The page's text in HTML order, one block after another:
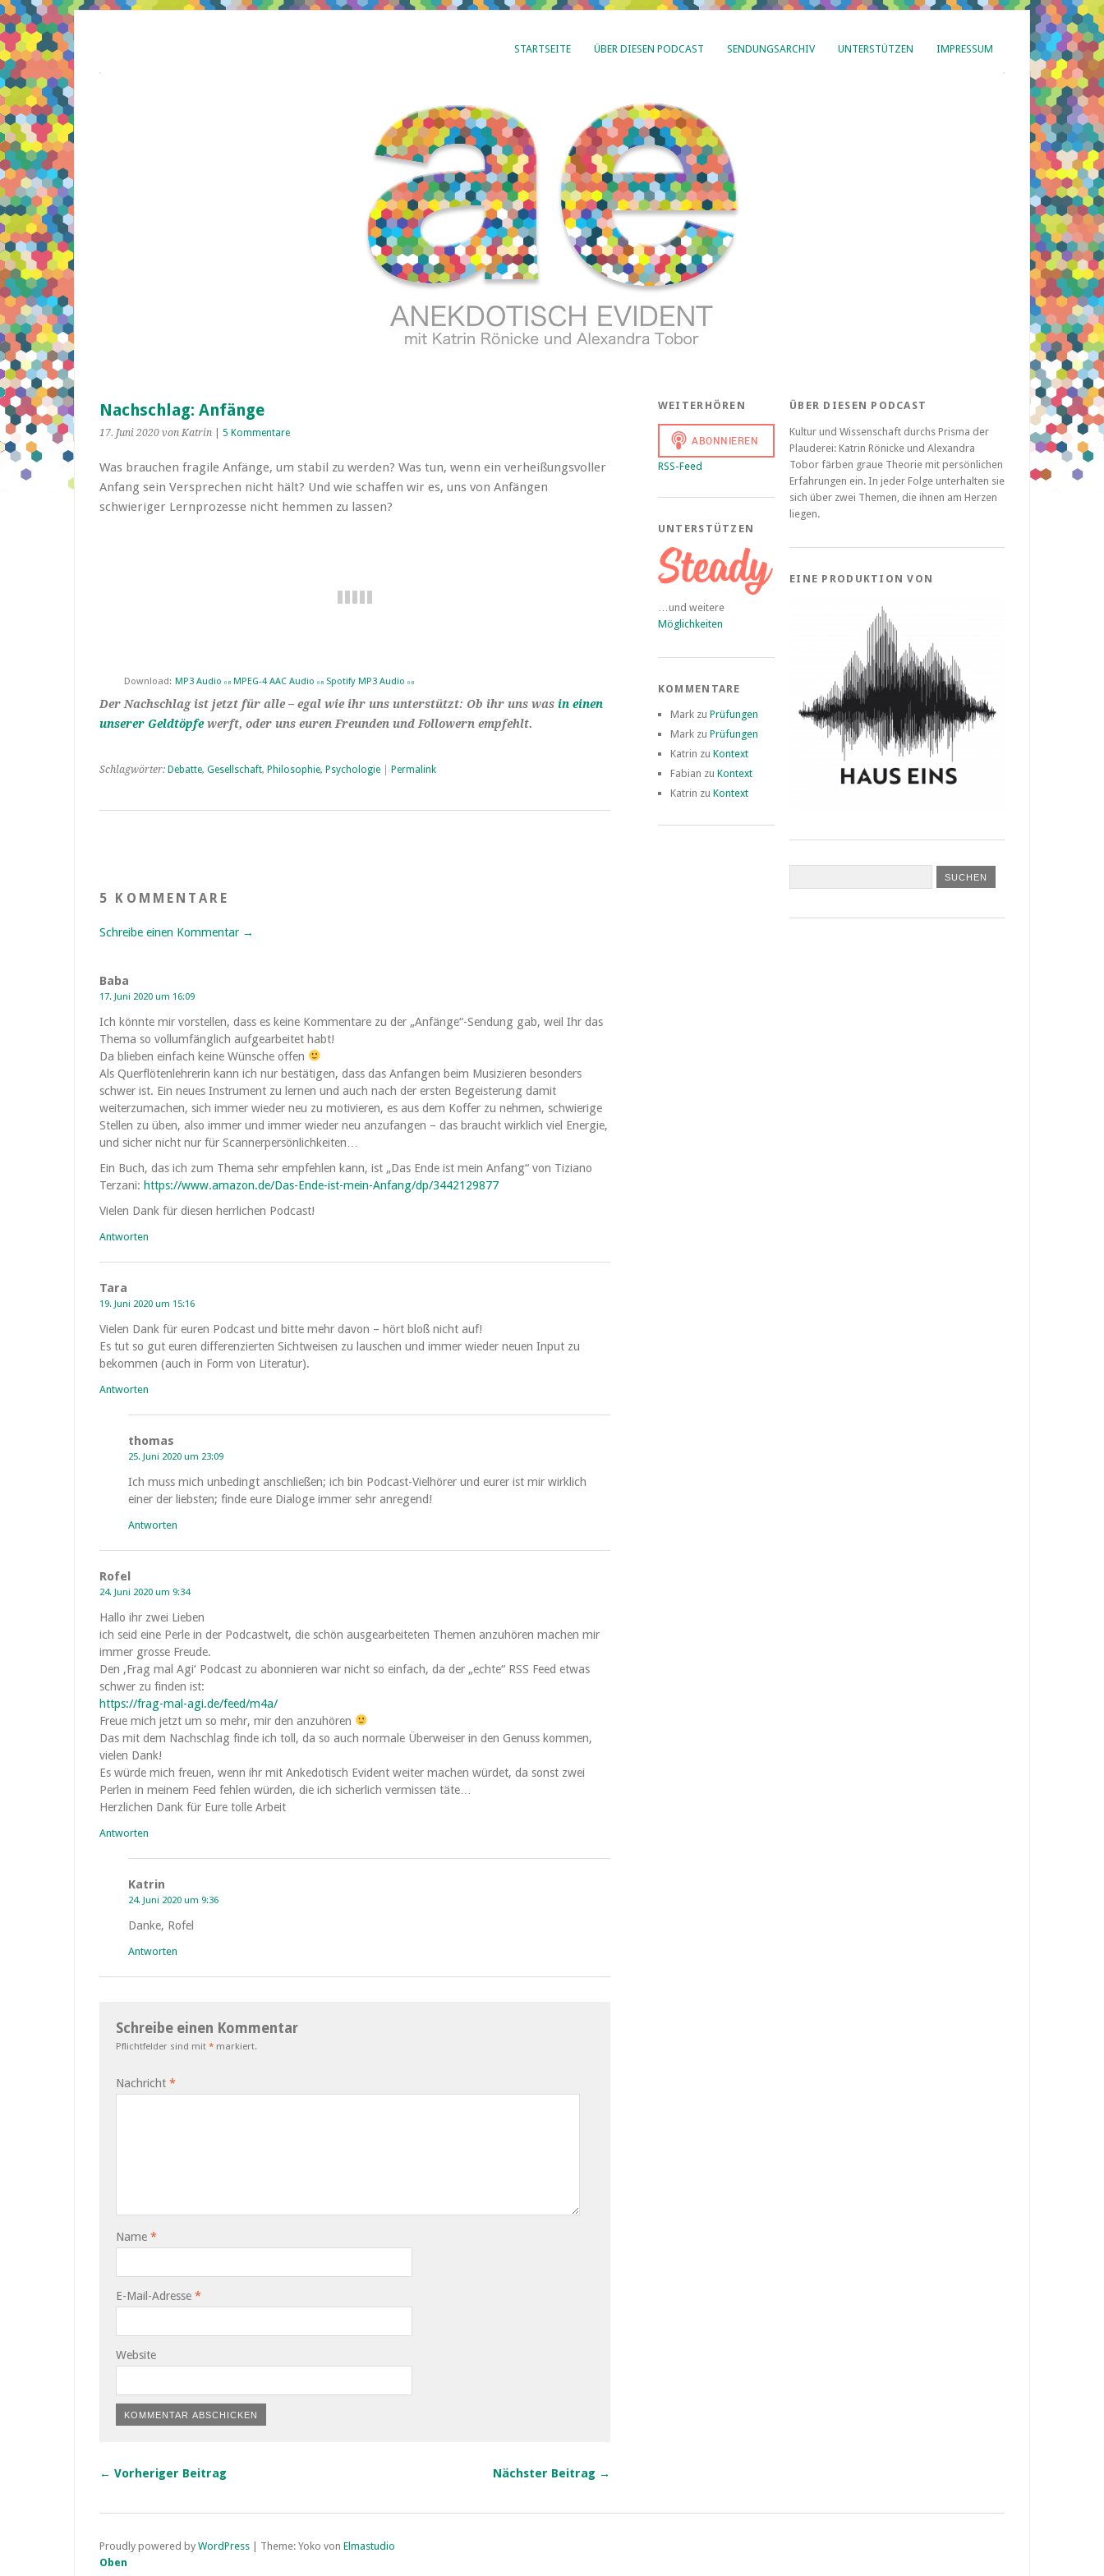
STARTSEITE ÜBER DIESEN PODCAST SENDUNGSARCHIV UNTERSTÜTZEN IMPRESSUM
Nachschlag: Anfänge
17. Juni 2020 von Katrin 5 Kommentare
Was brauchen fragile Anfänge, um stabil zu werden? Was tun, wenn ein verheißungsvoller
Anfang sein Versprechen nicht hält? Und wie schaffen wir es, uns von Anfängen
schwieriger Lernprozesse nicht hemmen zu lassen?
Download: MP3 Audio 0 B MPEG-4 AAC Audio 0 B Spotify MP3 Audio 0 B
Der Nachschlag ist jetzt für alle – egal wie ihr uns unterstützt: Ob ihr uns was in einen
unserer Geldtöpfewerft, oder uns euren Freunden und Followern empfehlt.
Schlagwörter: Debatte, Gesellschaft, Philosophie, Psychologie Permalink
5 KOMMENTARE
Schreibe einen Kommentar →
Baba
17. Juni 2020 um 16:09
Ich könnte mir vorstellen, dass es keine Kommentare zu der „Anfänge“-Sendung gab, weil Ihr das
Thema so vollumfänglich aufgearbeitet habt!
Da blieben einfach keine Wünsche offen
Als Querflötenlehrerin kann ich nur bestätigen, dass das Anfangen beim Musizieren besonders
schwer ist. Ein neues Instrument zu lernen und auch nach der ersten Begeisterung damit
weiterzumachen, sich immer wieder neu zu motivieren, es aus dem Koffer zu nehmen, schwierige
Stellen zu üben, also immer und immer wieder neu anzufangen – das braucht wirklich viel Energie,
und sicher nicht nur für Scannerpersönlichkeiten…
Ein Buch, das ich zum Thema sehr empfehlen kann, ist „Das Ende ist mein Anfang“ von Tiziano
Terzani: https://www.amazon.de/Das-Ende-ist-mein-Anfang/dp/3442129877
Vielen Dank für diesen herrlichen Podcast!
Antworten
Tara
19. Juni 2020 um 15:16
Vielen Dank für euren Podcast und bitte mehr davon – hört bloß nicht auf!
Es tut so gut euren differenzierten Sichtweisen zu lauschen und immer wieder neuen Input zu
bekommen (auch in Form von Literatur).
Antworten
thomas
25. Juni 2020 um 23:09
Ich muss mich unbedingt anschließen; ich bin Podcast-Vielhörer und eurer ist mir wirklich
einer der liebsten; finde eure Dialoge immer sehr anregend!
Antworten
Rofel
24. Juni 2020 um 9:34
Hallo ihr zwei Lieben
ich seid eine Perle in der Podcastwelt, die schön ausgearbeiteten Themen anzuhören machen mir
immer grosse Freude.
Den ‚Frag mal Agi‘ Podcast zu abonnieren war nicht so einfach, da der „echte“ RSS Feed etwas
schwer zu finden ist:
https://frag-mal-agi.de/feed/m4a/
Freue mich jetzt um so mehr, mir den anzuhören
Das mit dem Nachschlag finde ich toll, da so auch normale Überweiser in den Genuss kommen,
vielen Dank!
Es würde mich freuen, wenn ihr mit Ankedotisch Evident weiter machen würdet, da sonst zwei
Perlen in meinem Feed fehlen würden, die ich sicherlich vermissen täte…
Herzlichen Dank für Eure tolle Arbeit
Antworten
Katrin
24. Juni 2020 um 9:36
Danke, Rofel
Antworten
Schreibe einen Kommentar
Pflichtfelder sind mit * markiert.
Nachricht *
Name *
E-Mail-Adresse *
Website
← Vorheriger Beitrag Nächster Beitrag →
WEITERHÖREN
RSS-Feed
UNTERSTÜTZEN
…und weitere
Möglichkeiten
KOMMENTARE
Markzu Prüfungen
Markzu Prüfungen
Katrin zu Kontext
Fabian zu Kontext
Katrin zu Kontext
ÜBER DIESEN PODCAST
Kultur und Wissenschaft durchs Prisma der
Plauderei: Katrin Rönicke und Alexandra
Tobor färben graue Theorie mit persönlichen
Erfahrungen ein. In jeder Folge unterhalten sie
sich über zwei Themen, die ihnen am Herzen
liegen.
EINE PRODUKTION VON
Proudly powered by WordPress Theme: Yoko von Elmastudio
Oben